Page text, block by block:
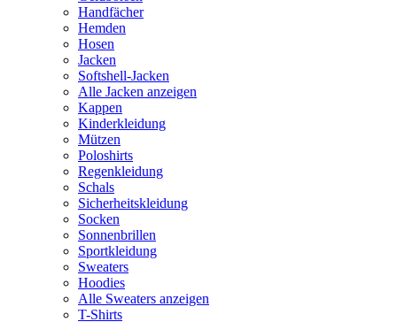
Handfächer
Hemden
Hosen
Jacken
Softshell-Jacken
Alle Jacken anzeigen
Kappen
Kinderkleidung
Mützen
Poloshirts
Regenkleidung
Schals
Sicherheitskleidung
Socken
Sonnenbrillen
Sportkleidung
Sweaters
Hoodies
Alle Sweaters anzeigen
T-Shirts